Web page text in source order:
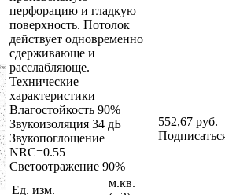
перфорацию и гладкую
поверхность. Потолок
действует одновременно
сдерживающе и
расслабляюще.
Технические
характеристики
Влагостойкость 90%
Звукоизоляция 34 дБ
Звукопоглощение
NRC=0.55
Светоотражение 90%
Ед. изм.
м.кв.
552,67 руб.